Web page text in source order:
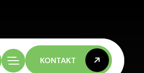
KONTAKT